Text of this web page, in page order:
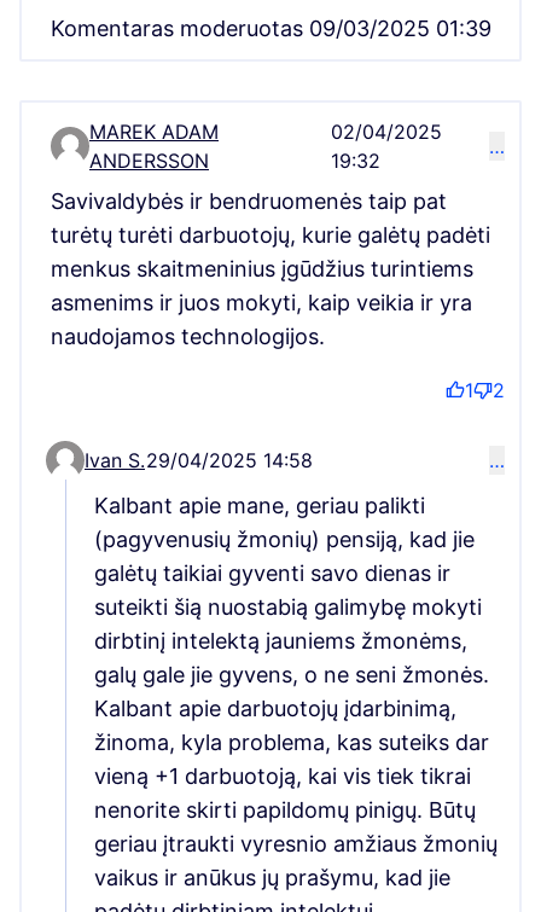
Komentaras moderuotas 09/03/2025 01:39
Comment 5017
MAREK ADAM
ANDERSSON
02/04/2025
19:32
…
Savivaldybės ir bendruomenės taip pat
turėtų turėti darbuotojų, kurie galėtų padėti
menkus skaitmeninius įgūdžius turintiems
asmenims ir juos mokyti, kaip veikia ir yra
naudojamos technologijos.
1 2
Comment 5908 (reply to comment 5017)
Ivan S.29/04/2025 14:58 …
Kalbant apie mane, geriau palikti
(pagyvenusių žmonių) pensiją, kad jie
galėtų taikiai gyventi savo dienas ir
suteikti šią nuostabią galimybę mokyti
dirbtinį intelektą jauniems žmonėms,
galų gale jie gyvens, o ne seni žmonės.
Kalbant apie darbuotojų įdarbinimą,
žinoma, kyla problema, kas suteiks dar
vieną +1 darbuotoją, kai vis tiek tikrai
nenorite skirti papildomų pinigų. Būtų
geriau įtraukti vyresnio amžiaus žmonių
vaikus ir anūkus jų prašymu, kad jie